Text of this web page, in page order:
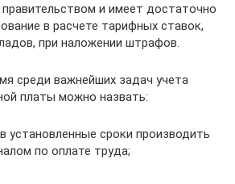
правительством и имеет достаточно
в расчете тарифных ставок,
при наложении штрафов.
среди важнейших задач учета
платы можно назвать:
установленные сроки производить
по оплате труда;